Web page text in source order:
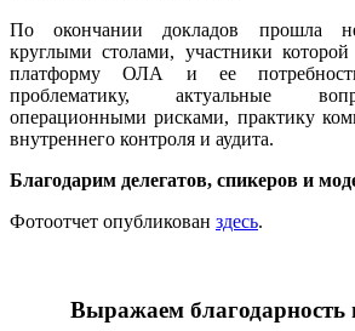
По окончании докладов прошла
круглыми столами, участники
платформу ОЛА и ее
проблематику, актуальные
операционными рисками, практику
внутреннего контроля и аудита.
Благодарим делегатов, спикеров и
Фотоотчет опубликован здесь.
Выражаем благодарность